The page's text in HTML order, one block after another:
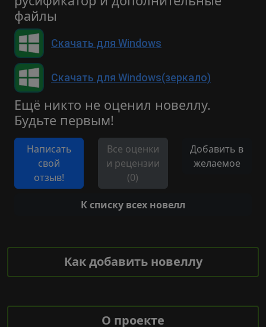
файлы
Скачать для Windows
Скачать для Windows(зеркало)
Ещё никто не оценил новеллу.
Будьте первым!
Написать
свой
отзыв!
Все оценки
и рецензии
(0)
Добавить в
желаемое
К списку всех новелл
Как добавить новеллу
О проекте